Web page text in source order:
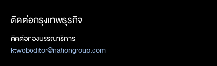
ติดต่อกรุงเทพธุรกิจ
ติดต่อกองบรรณาธิการ
ktwebeditor@nationgroup.com